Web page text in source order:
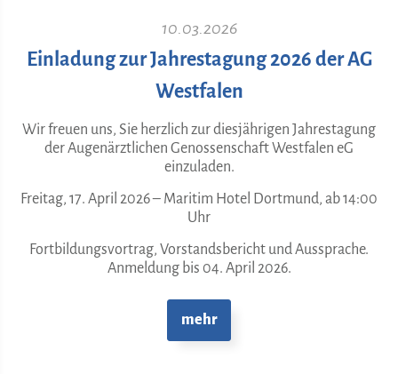
10.03.2026
Einladung zur Jahrestagung 2026 der AG
Westfalen
Wir freuen uns, Sie herzlich zur diesjährigen Jahrestagung
der Augenärztlichen Genossenschaft Westfalen eG
einzuladen.
Freitag, 17. April 2026 – Maritim Hotel Dortmund, ab 14:00
Uhr
Fortbildungsvortrag, Vorstandsbericht und Aussprache.
Anmeldung bis 04. April 2026.
mehr